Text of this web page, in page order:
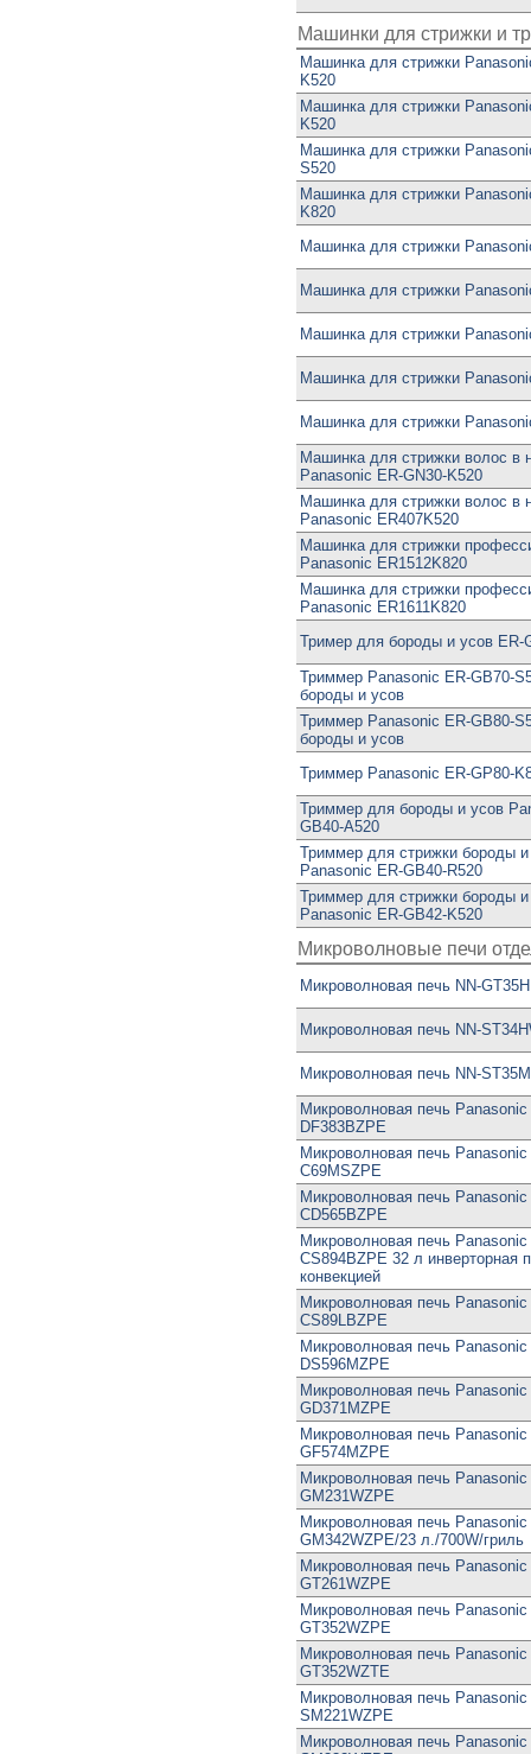
Машинки для стрижки и
Машинка для стрижки
K520
Машинка для стрижки
K520
Машинка для стрижки
S520
Машинка для стрижки
K820
Машинка для стрижки
Машинка для стрижки
Машинка для стрижки
Машинка для стрижки
Машинка для стрижки
Машинка для стрижки волос в
Panasonic ER-GN30-K520
Машинка для стрижки волос в
Panasonic ER407K520
Машинка для стрижки
Panasonic ER1512K820
Машинка для стрижки
Panasonic ER1611K820
Тример для бороды и усов ER-
Триммер Panasonic ER-GB70-
бороды и усов
Триммер Panasonic ER-GB80-
бороды и усов
Триммер Panasonic ER-GP80-
Триммер для бороды и усов
GB40-A520
Триммер для стрижки бороды и
Panasonic ER-GB40-R520
Триммер для стрижки бороды и
Panasonic ER-GB42-K520
Микроволновые печи
Микроволновая печь NN-
Микроволновая печь NN-
Микроволновая печь NN-
Микроволновая печь Panasonic
DF383BZPE
Микроволновая печь Panasonic
C69MSZPE
Микроволновая печь Panasonic
CD565BZPE
Микроволновая печь Panasonic
CS894BZPE 32 л инверторная
конвекцией
Микроволновая печь Panasonic
CS89LBZPE
Микроволновая печь Panasonic
DS596MZPE
Микроволновая печь Panasonic
GD371MZPE
Микроволновая печь Panasonic
GF574MZPE
Микроволновая печь Panasonic
GM231WZPE
Микроволновая печь Panasonic
GM342WZPE/23 л./700W/гриль
Микроволновая печь Panasonic
GT261WZPE
Микроволновая печь Panasonic
GT352WZPE
Микроволновая печь Panasonic
GT352WZTE
Микроволновая печь Panasonic
SM221WZPE
Микроволновая печь Panasonic